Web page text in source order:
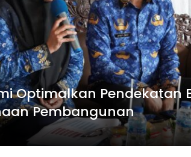
Optimalkan Pendekatan
Pembangunan